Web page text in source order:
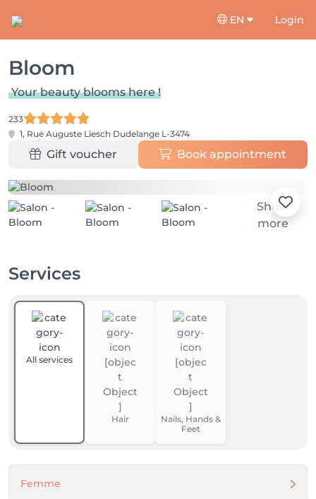
EN Login
Bloom
Your beauty blooms here !
233
1, Rue Auguste Liesch Dudelange L-3474
Gift voucher Book appointment
Show
more
Services
All services
Hair
Nails, Hands &
Feet
Femme